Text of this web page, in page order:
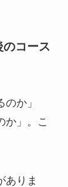
コース
か」
か」。こ
ありま